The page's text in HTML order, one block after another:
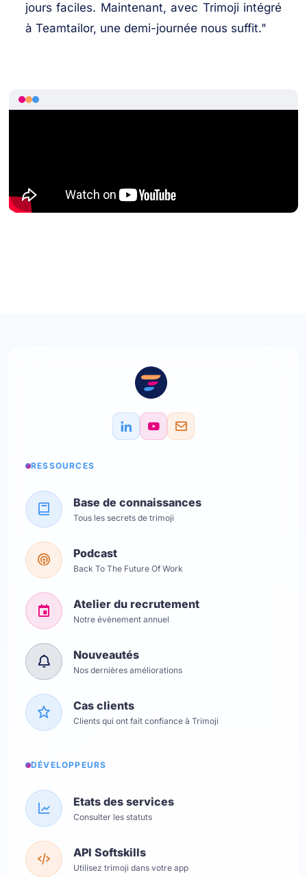
jours faciles. Maintenant, avec Trimoji intégré
à Teamtailor, une demi-journée nous suffit."
RESSOURCES
Base de connaissances
Tous les secrets de trimoji
Podcast
Back To The Future Of Work
Atelier du recrutement
Notre évènement annuel
Nouveautés
Nos dernières améliorations
Cas clients
Clients qui ont fait confiance à Trimoji
DÉVELOPPEURS
Etats des services
Consulter les statuts
API Softskills
Utilisez trimoji dans votre app